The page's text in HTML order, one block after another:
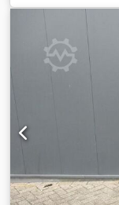
dakšu garums:1
, Pilna
kg JAUNAS
centrālo uzpildes
lādētājs, divstāvu
mehānisms,
pacelšanas jauda
x 570 mm,